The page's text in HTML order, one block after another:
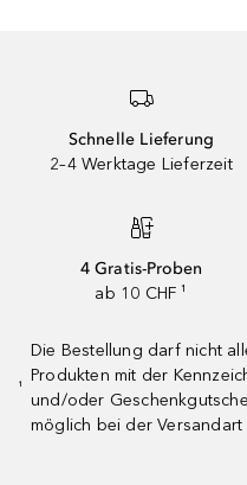
Schnelle Lieferung
2–4 Werktage Lieferzeit
4 Gratis-Proben
ab 10 CHF ¹
¹
Die Bestellung darf nicht
Produkten mit der
und/oder
möglich bei der